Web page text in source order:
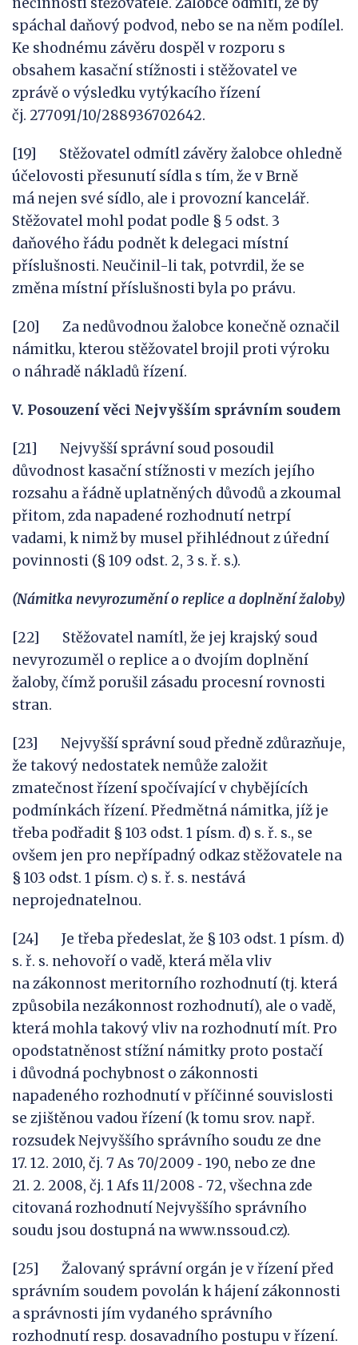
spáchal daňový podvod, nebo se na něm podílel.
Ke shodnému závěru dospěl v rozporu s
obsahem kasační stížnosti i stěžovatel ve
zprávě o výsledku vytýkacího řízení
čj. 277091/10/288936702642.
[19] Stěžovatel odmítl závěry žalobce ohledně
účelovosti přesunutí sídla s tím, že v Brně
má nejen své sídlo, ale i provozní kancelář.
Stěžovatel mohl podat podle § 5 odst. 3
daňového řádu podnět k delegaci místní
příslušnosti. Neučinil-li tak, potvrdil, že se
změna místní příslušnosti byla po právu.
[20] Za nedůvodnou žalobce konečně označil
námitku, kterou stěžovatel brojil proti výroku
o náhradě nákladů řízení.
V. Posouzení věci Nejvyšším správním soudem
[21] Nejvyšší správní soud posoudil
důvodnost kasační stížnosti v mezích jejího
rozsahu a řádně uplatněných důvodů a zkoumal
přitom, zda napadené rozhodnutí netrpí
vadami, k nimž by musel přihlédnout z úřední
povinnosti (§ 109 odst. 2, 3 s. ř. s.).
(Námitka nevyrozumění o replice a doplnění žaloby)
[22] Stěžovatel namítl, že jej krajský soud
nevyrozuměl o replice a o dvojím doplnění
žaloby, čímž porušil zásadu procesní rovnosti
stran.
[23] Nejvyšší správní soud předně zdůrazňuje,
že takový nedostatek nemůže založit
zmatečnost řízení spočívající v chybějících
podmínkách řízení. Předmětná námitka, jíž je
třeba podřadit § 103 odst. 1 písm. d) s. ř. s., se
ovšem jen pro nepřípadný odkaz stěžovatele na
§ 103 odst. 1 písm. c) s. ř. s. nestává
neprojednatelnou.
[24] Je třeba předeslat, že § 103 odst. 1 písm. d)
s. ř. s. nehovoří o vadě, která měla vliv
na zákonnost meritorního rozhodnutí (tj. která
způsobila nezákonnost rozhodnutí), ale o vadě,
která mohla takový vliv na rozhodnutí mít. Pro
opodstatněnost stížní námitky proto postačí
i důvodná pochybnost o zákonnosti
napadeného rozhodnutí v příčinné souvislosti
se zjištěnou vadou řízení (k tomu srov. např.
rozsudek Nejvyššího správního soudu ze dne
17. 12. 2010, čj. 7 As 70/2009 ‑ 190, nebo ze dne
21. 2. 2008, čj. 1 Afs 11/2008 ‑ 72, všechna zde
citovaná rozhodnutí Nejvyššího správního
soudu jsou dostupná na www.nssoud.cz).
[25] Žalovaný správní orgán je v řízení před
správním soudem povolán k hájení zákonnosti
a správnosti jím vydaného správního
rozhodnutí resp. dosavadního postupu v řízení.